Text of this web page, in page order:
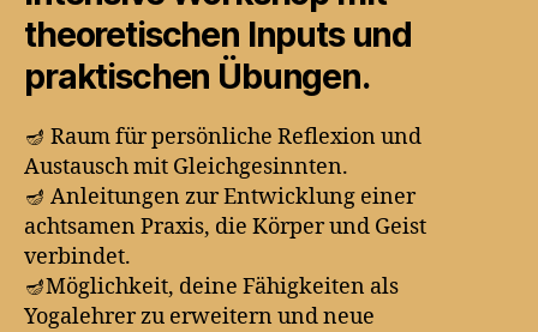
theoretischen Inputs und
praktischen Übungen.
🪔 Raum für persönliche Reflexion und
Austausch mit Gleichgesinnten.
🪔 Anleitungen zur Entwicklung einer
achtsamen Praxis, die Körper und Geist
verbindet.
🪔Möglichkeit, deine Fähigkeiten als
Yogalehrer zu erweitern und neue